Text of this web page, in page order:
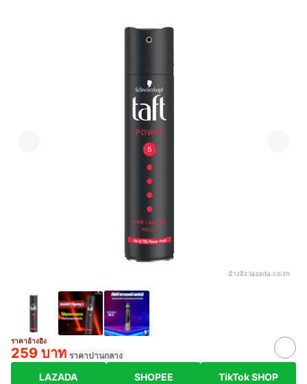
อ้างอิง:lazada.co.th
ราคาอ้างอิง
259 บาท ราคาปานกลาง
LAZADA SHOPEE TikTok SHOP